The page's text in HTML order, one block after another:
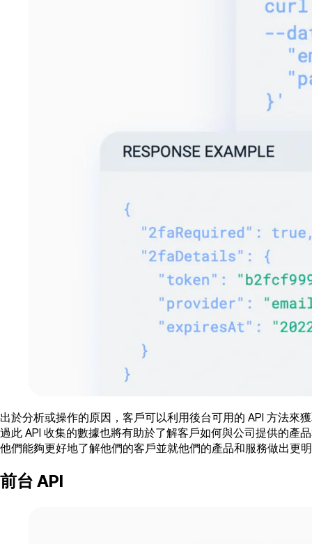
出於分析或操作的原因，客戶可以利用後台可用的 API 方法
過此 API 收集的數據也將有助於了解客戶如何與公司提供的產
他們能夠更好地了解他們的客戶並就他們的產品和服務做出更
前台 API